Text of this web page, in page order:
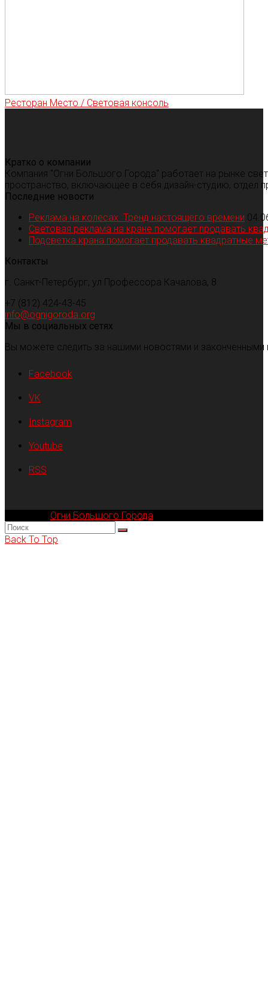
Ресторан Место / Световая консоль
Кратко о компании
Компания "Огни Большого Города" работает на рынке
пространство, включающее в себя дизайн-студию, отдел
Последние новости
Реклама на колесах. Тренд настоящего времени
Световая реклама на кране помогает продавать
Подсветка крана помогает продавать квадратные
Контакты
г. Санкт-Петербург, ул Профессора Качалова, 8
+7 (812) 424-43-45
info@ognigoroda.org
Мы в социальных сетях
Вы можете следить за нашими новостями и
Facebook
VK
Instagram
Youtube
RSS
Огни Большого Города
Back To Top